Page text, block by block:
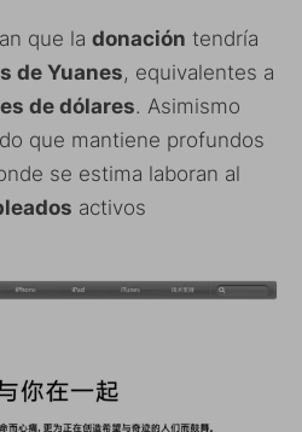
que la donación tendría
de Yuanes, equivalentes a
de dólares. Asimismo
que mantiene profundos
se estima laboran al
activos